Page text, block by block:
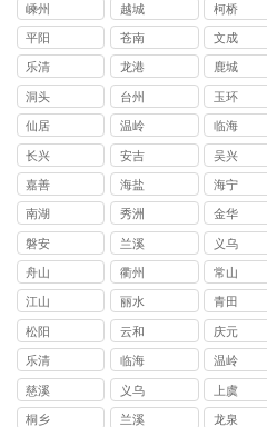
嵊州 越城 柯桥
平阳 苍南 文成
乐清 龙港 鹿城
洞头 台州 玉环
仙居 温岭 临海
长兴 安吉 吴兴
嘉善 海盐 海宁
南湖 秀洲 金华
磐安 兰溪 义乌
舟山 衢州 常山
江山 丽水 青田
松阳 云和 庆元
乐清 临海 温岭
慈溪 义乌 上虞
桐乡 兰溪 龙泉